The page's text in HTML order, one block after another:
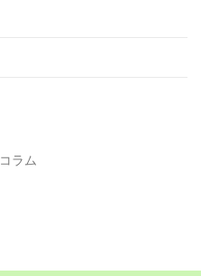
コラム